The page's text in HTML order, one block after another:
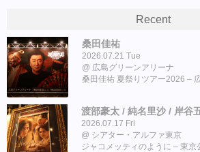
Recent
桑田佳祐
2026.07.21 Tue
広島グリーンアリーナ
桑田佳祐 夏祭りツアー2026 –
渡部豪太 / 純名里沙 / 岸谷
2026.07.17 Fri
シアター・アルファ東京
ジャコメッティのように – 東京